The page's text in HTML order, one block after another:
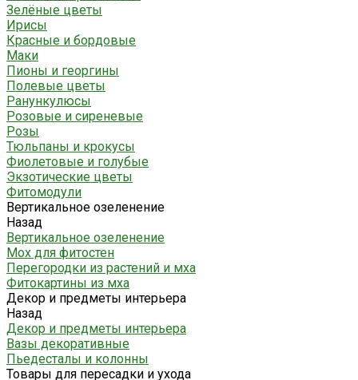
Зелёные цветы
Ирисы
Красные и бордовые
Маки
Пионы и георгины
Полевые цветы
Ранункулюсы
Розовые и сиреневые
Розы
Тюльпаны и крокусы
Фиолетовые и голубые
Экзотические цветы
Фитомодули
Вертикальное озеленение
Назад
Вертикальное озеленение
Мох для фитостен
Перегородки из растений и мха
Фитокартины из мха
Декор и предметы интерьера
Назад
Декор и предметы интерьера
Вазы декоративные
Пьедесталы и колонны
Товары для пересадки и ухода